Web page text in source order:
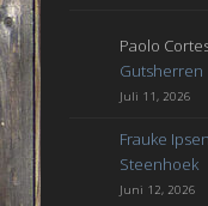
Paolo
Gutsherren
Juli 11, 2026
Frauke
Steenhoek
Juni 12, 2026